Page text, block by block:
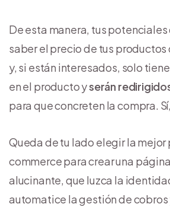
De esta manera, tus
saber el precio de tus
y, si están interesados, solo
en el producto yserán
para que concreten la compra.
Queda de tu lado elegir la
commerce para crear una
alucinante, que luzca la
automatice la gestión de cobros